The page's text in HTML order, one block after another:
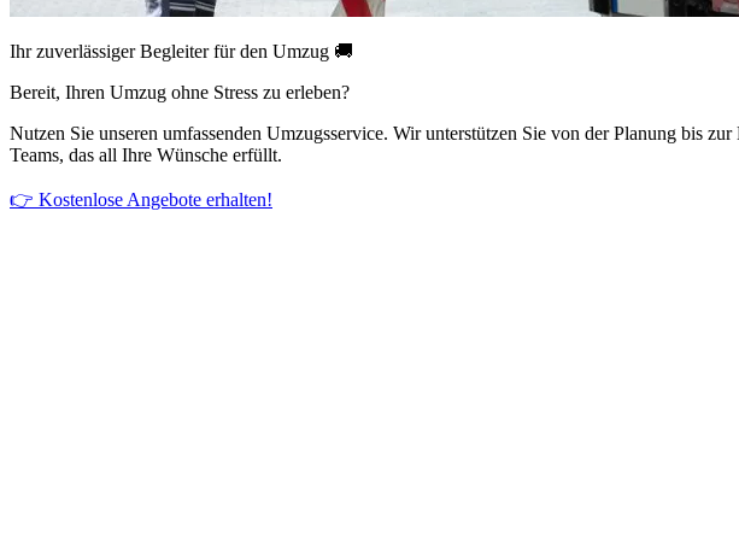
Ihr zuverlässiger Begleiter für den Umzug 🚚
Bereit, Ihren Umzug ohne Stress zu erleben?
Nutzen Sie unseren umfassenden Umzugsservice. Wir unterstützen Sie von der Planung bis
Teams, das all Ihre Wünsche erfüllt.
👉 Kostenlose Angebote erhalten!